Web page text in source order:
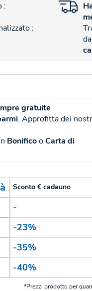
:
:
gratuite
. Approfitta dei
BonificooCarta di
Sconto € cadauno
-
-23%
-35%
-40%
*Prezzi prodotto per